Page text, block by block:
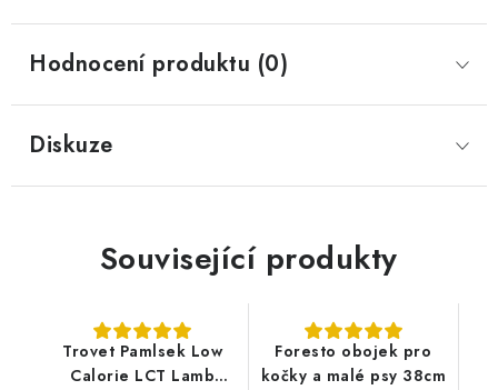
Hodnocení produktu (0)
Diskuze
Související produkty
Trovet Pamlsek Low
Calorie LCT Lamb
Foresto obojek pro
kočky a malé psy 38cm